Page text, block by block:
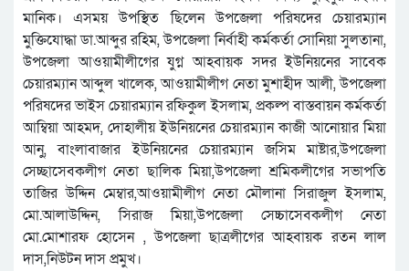
মানিক। এসময় উপস্থিত ছিলেন উপজেলা পরিষদের চেয়ারম্যান
মুক্তিযোদ্ধা ডা.আব্দুর রহিম, উপজেলা নির্বাহী কর্মকর্তা সোনিয়া সুলতানা,
উপজেলা আওয়ামীলীগের যুগ্ন আহবায়ক সদর ইউনিয়নের সাবেক
চেয়ারম্যান আব্দুল খালেক, আওয়ামীলীগ নেতা মুশাহীদ আলী, উপজেলা
পরিষদের ভাইস চেয়ারম্যান রফিকুল ইসলাম, প্রকল্প বাস্তবায়ন কর্মকর্তা
আম্বিয়া আহমদ, দোহালীয় ইউনিয়নের চেয়ারম্যান কাজী আনোয়ার মিয়া
আনু, বাংলাবাজার ইউনিয়নের চেয়ারম্যান জসিম মাষ্টার,উপজেলা
সেচ্ছাসেবকলীগ নেতা ছালিক মিয়া,উপজেলা শ্রমিকলীগের সভাপতি
তাজির উদ্দিন মেম্বার,আওয়ামীলীগ নেতা মৌলানা সিরাজুল ইসলাম,
মো.আলাউদ্দিন, সিরাজ মিয়া,উপজেলা সেচ্চাসেবকলীগ নেতা
মো.মোশারফ হোসেন , উপজেলা ছাত্রলীগের আহবায়ক রতন লাল
দাস,নিউটন দাস প্রমুখ।